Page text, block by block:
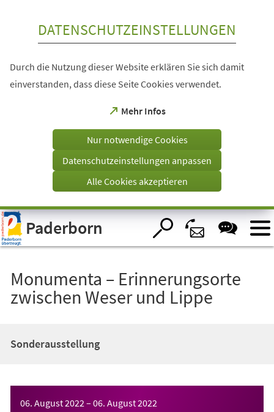
Visuelle
Assistenzsoftware
öffnen.
DATENSCHUTZEINSTELLUNGEN
Durch die Nutzung dieser Website erklären Sie sich damit
einverstanden, dass diese Seite Cookies verwendet.
Mehr Infos
(Öffnet
einem
Tab)
Nur notwendige Cookies
Datenschutzeinstellungen anpassen
Alle Cookies akzeptieren
Paderborn
Monumenta – Erinnerungsorte
zwischen Weser und Lippe
Sonderausstellung
06. August 2022 – 06. August 2022